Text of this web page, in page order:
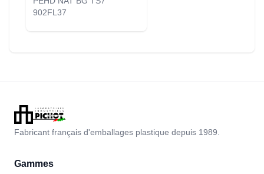
902FL37
Fabricant français d'emballages plastique depuis 1989.
Gammes